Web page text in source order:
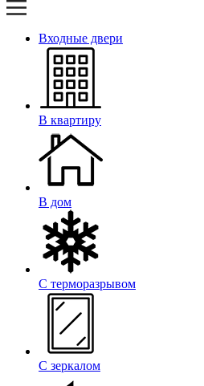
Входные двери
В квартиру
В дом
С терморазрывом
С зеркалом